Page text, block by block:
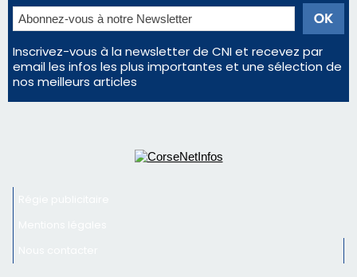
Éclipse du 12 août : Où s'installer en Corse pour
profiter pleinement du spectacle ?
En Corse, un début de saison marqué par une
consommation en recul dans les restaurants
nos meilleurs articles